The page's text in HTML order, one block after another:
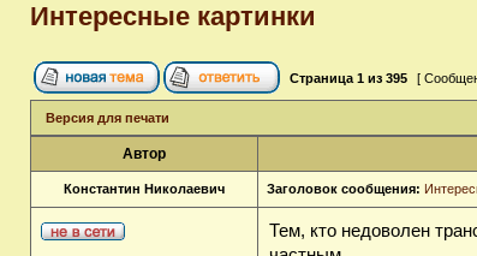
Интересные картинки
Страница 1 из 395 [
Версия для печати
Автор
Константин Николаевич Заголовок сообщения:
Тем, кто недоволен